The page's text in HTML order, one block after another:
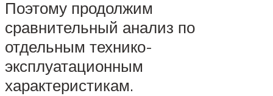
Поэтому продолжим
сравнительный анализ по
отдельным технико-
эксплуатационным
характеристикам.